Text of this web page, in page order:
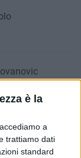
è la
a
trattiamo dati
standard